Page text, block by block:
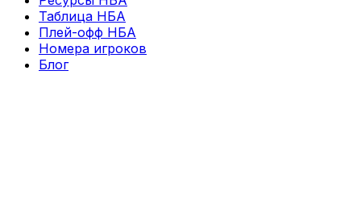
Таблица НБА
Плей-офф НБА
Номера игроков
Блог